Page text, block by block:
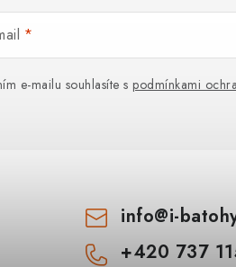
e-mailu souhlasíte s podmínkami
info@i-
+420 737